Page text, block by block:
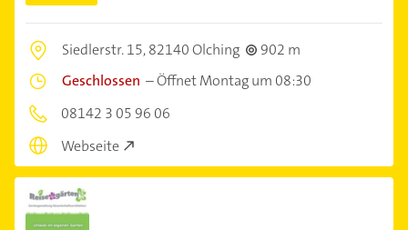
Siedlerstr. 15,82140 Olching
902 m
Geschlossen –Öffnet Montag um 08:30
08142 3 05 96 06
Webseite